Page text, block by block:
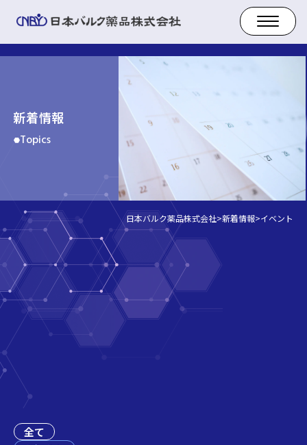
新着情報
Topics
日本バルク薬品株式会社>新着情報>イベント
全て